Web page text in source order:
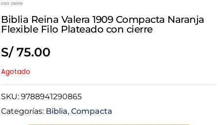
con cierre
Biblia Reina Valera 1909 Compacta Naranja
Flexible Filo Plateado con cierre
S/75.00
Agotado
SKU: 9788941290865
Categorías: Biblia, Compacta